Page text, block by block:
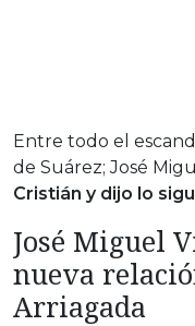
Entre todo el
de Suárez; José
Cristián y dijo lo
José Miguel
nueva
Arriagada